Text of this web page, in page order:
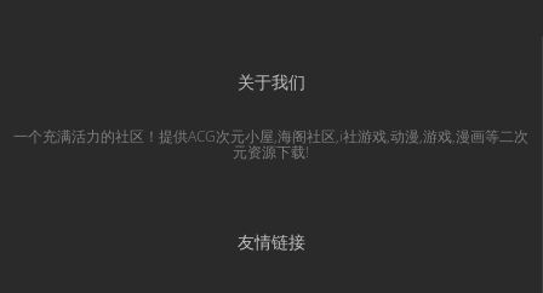
关于我们
一个充满活力的社区！提供ACG次元小屋,海阁社区,i社游戏,动漫,游戏,漫画等二次
元资源下载!
友情链接